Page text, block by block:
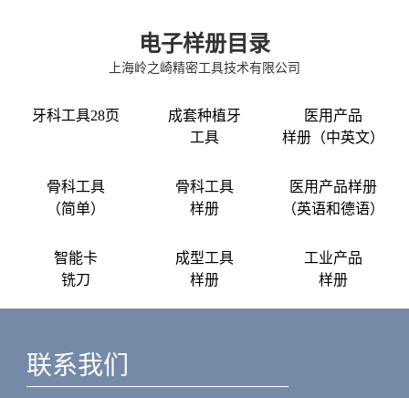
电子样册目录
上海岭之崎精密工具技术有限公司
牙科工具28页
成套种植牙
工具
医用产品
样册（中英文）
骨科工具
（简单）
骨科工具
样册
医用产品样册
（英语和德语）
智能卡
铣刀
成型工具
样册
工业产品
样册
联系我们